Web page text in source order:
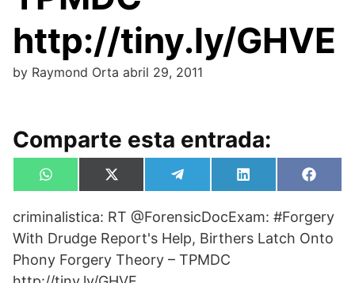
http://tiny.ly/GHVE
by Raymond Orta abril 29, 2011
Comparte esta entrada:
Compartir
en
W
h
t
s
A
p
p
Compartir
en
X
(
w
t
t
e
Compartir
en
e
e
r
a
m
Compartir
en
L
i
k
d
en
F
a
e
b
o
criminalistica: RT @ForensicDocExam: #Forgery
With Drudge Report's Help, Birthers Latch Onto
Phony Forgery Theory – TPMDC